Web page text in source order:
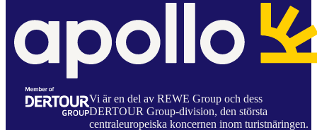
Vi är en del av REWE Group och dess
DERTOUR Group-division, den största
centraleuropeiska koncernen inom turistnäringen.